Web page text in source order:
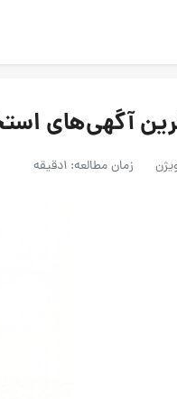
استخدام
زمان مطالعه: 1دقیقه